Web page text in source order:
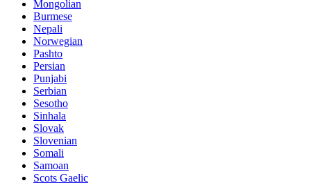
Mongolian
Burmese
Nepali
Norwegian
Pashto
Persian
Punjabi
Serbian
Sesotho
Sinhala
Slovak
Slovenian
Somali
Samoan
Scots Gaelic